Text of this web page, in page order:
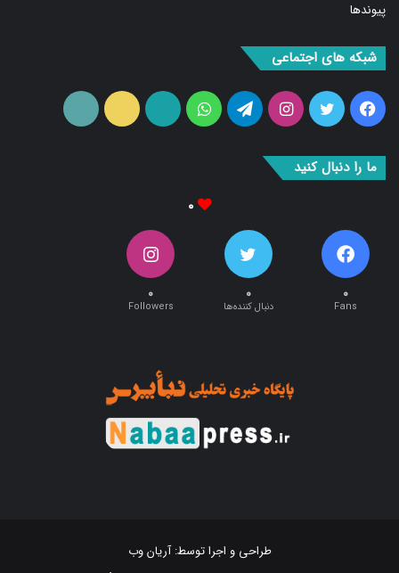
پیوندها
شبکه های اجتماعی
فیس
توییتر اینستاگرامتلگرام واتس
آپارات ایتا
ما را دنبال کنید
۰
۰
Fans
۰
دنبال کننده‌ها
۰
Followers
طراحی و اجرا توسط:آریان وب